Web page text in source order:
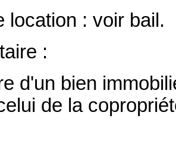
location : voir bail.
:
d'un bien
de la